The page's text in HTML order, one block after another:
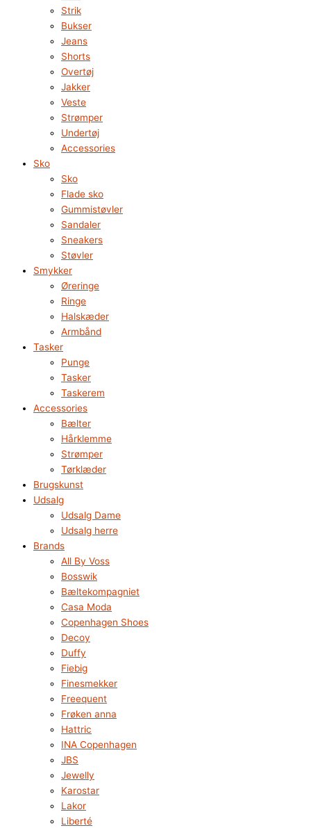
Strik
Bukser
Jeans
Shorts
Overtøj
Jakker
Veste
Strømper
Undertøj
Accessories
Sko
Sko
Flade sko
Gummistøvler
Sandaler
Sneakers
Støvler
Smykker
Øreringe
Ringe
Halskæder
Armbånd
Tasker
Punge
Tasker
Taskerem
Accessories
Bælter
Hårklemme
Strømper
Tørklæder
Brugskunst
Udsalg
Udsalg Dame
Udsalg herre
Brands
All By Voss
Bosswik
Bæltekompagniet
Casa Moda
Copenhagen Shoes
Decoy
Duffy
Fiebig
Finesmekker
Freequent
Frøken anna
Hattric
INA Copenhagen
JBS
Jewelly
Karostar
Lakor
Liberté